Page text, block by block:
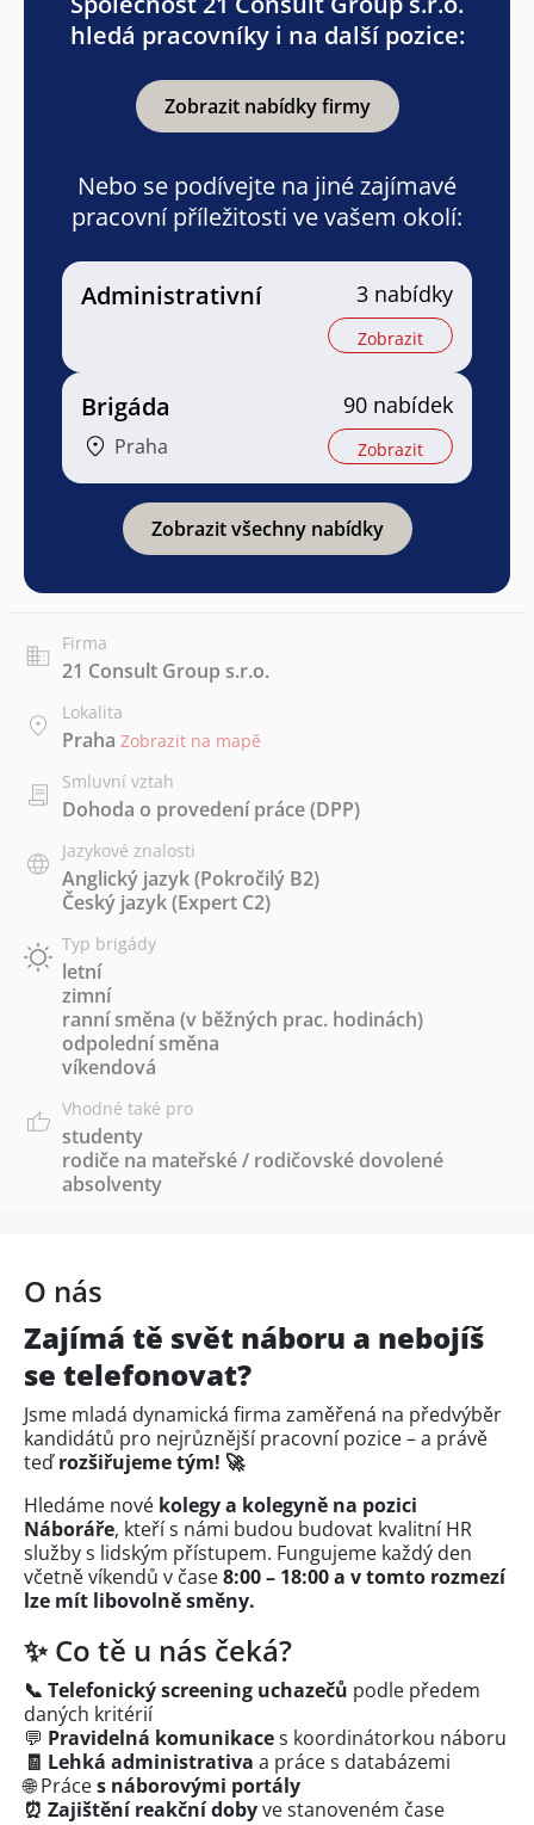
hledá pracovníky i na další pozice:
Zobrazit nabídky firmy
Nebo se podívejte na jiné zajímavé
pracovní příležitosti ve vašem okolí:
Administrativní 3 nabídky
Zobrazit
Brigáda
Praha
90 nabídek
Zobrazit
Zobrazit všechny nabídky
Firma
21 Consult Group s.r.o.
Lokalita
Praha Zobrazit na mapě
Smluvní vztah
Dohoda o provedení práce (DPP)
Jazykové znalosti
Anglický jazyk(Pokročilý B2)
Český jazyk(Expert C2)
Typ brigády
letní
zimní
ranní směna (v běžných prac. hodinách)
odpolední směna
víkendová
Vhodné také pro
studenty
rodiče na mateřské / rodičovské dovolené
absolventy
O nás
Zajímá tě svět náboru a nebojíš
se telefonovat?
Jsme mladá dynamická firma zaměřená na předvýběr
kandidátů pro nejrůznější pracovní pozice – a právě
teďrozšiřujeme tým! 🚀
Hledáme nové kolegy a kolegyně na pozici
Náboráře, kteří s námi budou budovat kvalitní HR
služby s lidským přístupem. Fungujeme každý den
včetně víkendů v čase8:00 – 18:00 a v tomto rozmezí
lze mít libovolně směny.
✨ Co tě u nás čeká?
📞 Telefonický screening uchazečů podle předem
daných kritérií
💬 Pravidelná komunikaces koordinátorkou náboru
🧾 Lehká administrativa a práce s databázemi
🌐 Práces náborovými portály
⏰ Zajištění reakční dobyve stanoveném čase